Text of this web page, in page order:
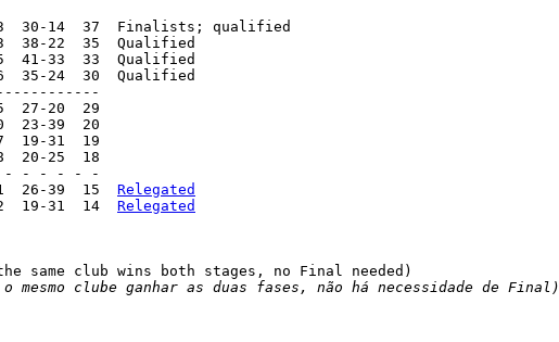
- - - - -
3 11  26-39  15 Relegated
4  2 12  19-31  14 Relegated
clube ganhar as duas fases, não há necessidade de Final)